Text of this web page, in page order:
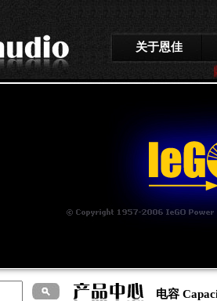
关于恩佳
电容